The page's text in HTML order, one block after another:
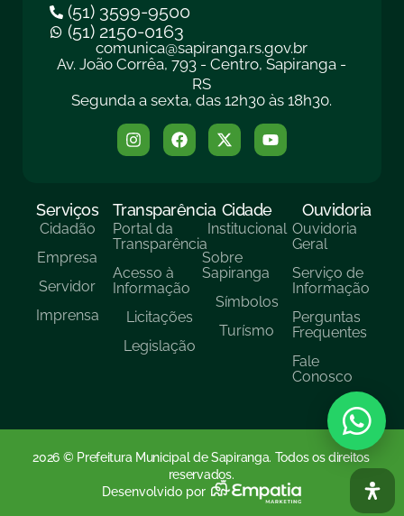
(51) 3599-9500
(51) 2150-0163
comunica@sapiranga.rs.gov.br
Av. João Corrêa, 793 - Centro, Sapiranga -
RS
Segunda a sexta, das 12h30 às 18h30.
Serviços
Cidadão
Empresa
Servidor
Imprensa
Transparência
Portal da
Transparência
Acesso à
Informação
Licitações
Legislação
Cidade
Institucional
Sobre
Sapiranga
Símbolos
Turísmo
Ouvidoria
Ouvidoria
Geral
Serviço de
Informação
Perguntas
Frequentes
Fale
Conosco
2026 © Prefeitura Municipal de Sapiranga. Todos os direitos
reservados.
Desenvolvido por